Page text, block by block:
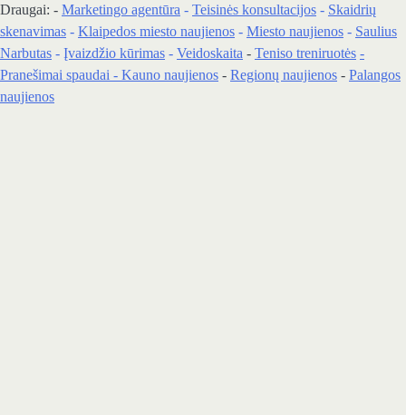
Draugai: - Marketingo agentūra - Teisinės konsultacijos - Skaidrių
skenavimas - Klaipedos miesto naujienos - Miesto naujienos - Saulius
Narbutas - Įvaizdžio kūrimas - Veidoskaita - Teniso treniruotės -
Pranešimai spaudai - Kauno naujienos - Regionų naujienos - Palangos
naujienos